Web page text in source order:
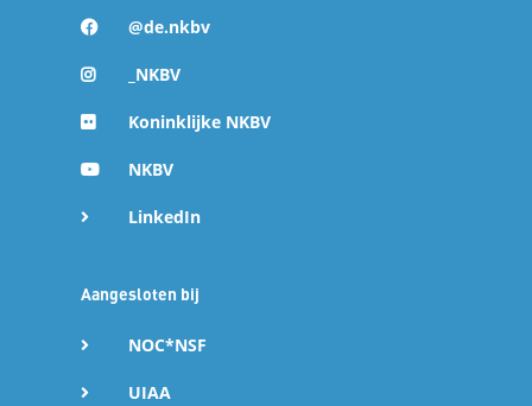
@de.nkbv
_NKBV
Koninklijke NKBV
NKBV
LinkedIn
Aangesloten bij
NOC*NSF
UIAA